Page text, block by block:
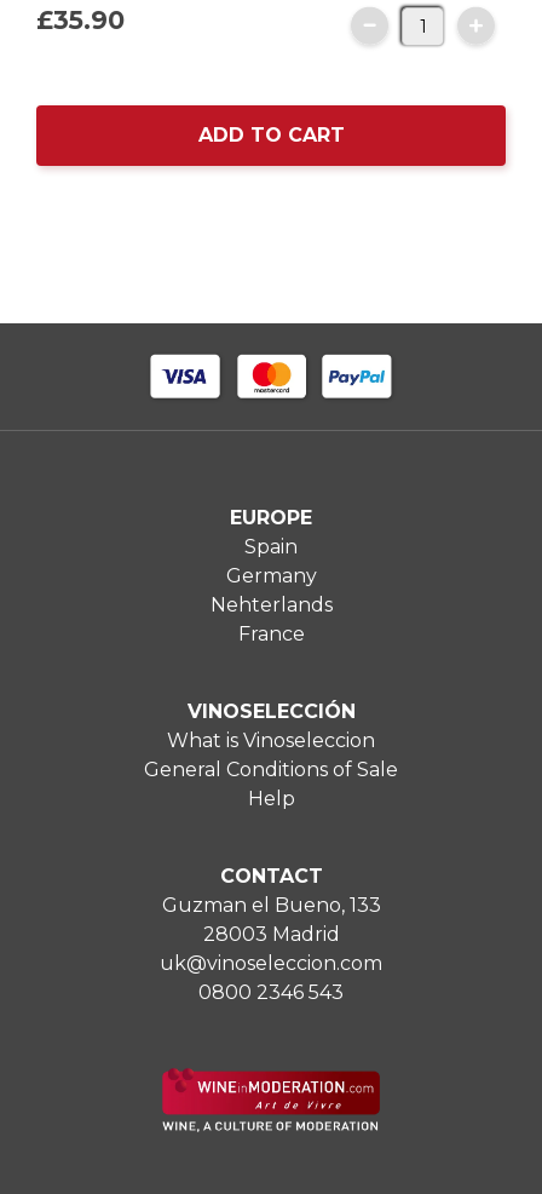
£35.90
ADD TO CART
EUROPE
Spain
Germany
Nehterlands
France
VINOSELECCIÓN
What is Vinoseleccion
General Conditions of Sale
Help
CONTACT
Guzman el Bueno, 133
28003 Madrid
uk@vinoseleccion.com
0800 2346 543